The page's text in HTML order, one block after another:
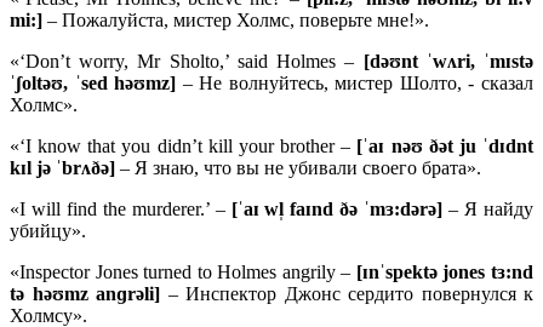
mi:] – Пожалуйста, мистер Холмс, поверьте мне!».
«‘Don’t worry, Mr Sholto,’ said Holmes – [dəʊnt ˈwʌri, ˈmɪstə
ˈʃoltəʊ, ˈsedhəʊmz] – Не волнуйтесь, мистер Шолто, - сказал
Холмс».
«‘I know that you didn’t kill your brother – [ˈaɪ nəʊ ðət ju ˈdɪdnt
kɪl jə ˈbrʌðə] – Я знаю, что вы не убивали своего брата».
«I will find the murderer.’ – [ˈaɪ wl̩ faɪnd ðə ˈmɜ:dərə]– Я найду
убийцу».
«Inspector Jones turned to Holmes angrily – [ɪnˈspektə jones tɜ:nd
tə həʊmz anɡrəli] – Инспектор Джонс сердито повернулся к
Холмсу».